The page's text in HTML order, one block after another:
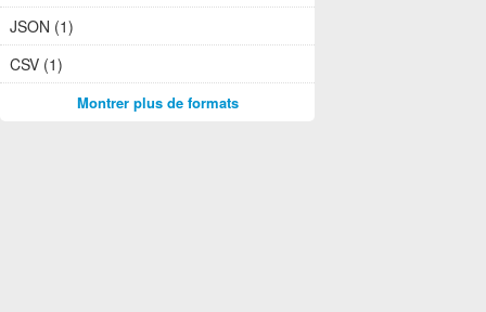
JSON (1)
CSV (1)
Montrer plus de formats